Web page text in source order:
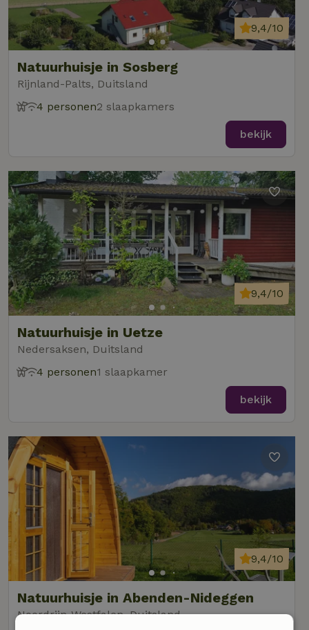
Natuurhuisje in Sosberg
Rijnland-Palts, Duitsland
9,4/10
4 personen2 slaapkamers
bekijk
Natuurhuisje in Uetze
Nedersaksen, Duitsland
9,4/10
4 personen1 slaapkamer
bekijk
Natuurhuisje in Abenden-Nideggen
Noordrijn-Westfalen, Duitsland
9,4/10